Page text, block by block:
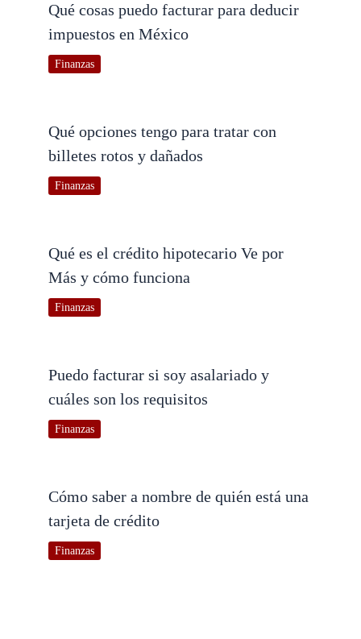
Qué cosas puedo facturar para deducir
impuestos en México
Finanzas
Qué opciones tengo para tratar con
billetes rotos y dañados
Finanzas
Qué es el crédito hipotecario Ve por
Más y cómo funciona
Finanzas
Puedo facturar si soy asalariado y
cuáles son los requisitos
Finanzas
Cómo saber a nombre de quién está una
tarjeta de crédito
Finanzas